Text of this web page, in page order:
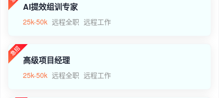
AI提效组训专家
25k-50k 远程全职 远程工作
高级项目经理
25k-50k 远程全职 远程工作